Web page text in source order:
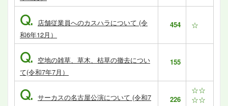
Q. 店舗従業員へのカスハラについて (令
和6年12月）
454 ☆
Q. 空地の雑草、草木、枯草の撤去につい
て(令和7年7月）
155
Q. サーカスの名古屋公演について (令和7
226
☆☆
☆☆